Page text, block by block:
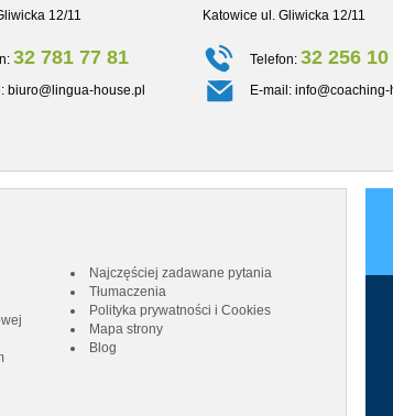
12/11
Katowice ul. Gliwicka 12/11
32 781 77 81 Telefon: 32 256 10
biuro@lingua-house.pl E-mail: info@coaching-
Najczęściej zadawane pytania
Tłumaczenia
Polityka prywatności i Cookies
Mapa strony
Blog